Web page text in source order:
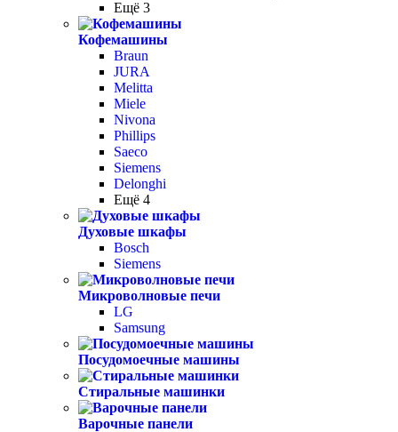
Ещё 3
Кофемашины
Braun
JURA
Melitta
Miele
Nivona
Phillips
Saeco
Siemens
Delonghi
Ещё 4
Духовые шкафы
Bosch
Siemens
Микроволновые печи
LG
Samsung
Посудомоечные машины
Стиральные машинки
Варочные панели